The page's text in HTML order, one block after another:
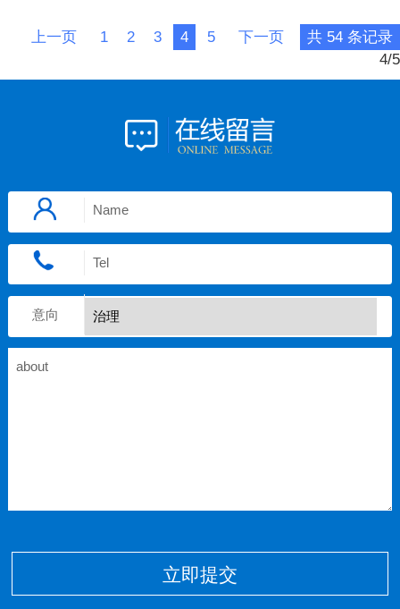
上一页 1 2 3 4 5 下一页
共 54 条记录
4/5
意向
立即提交